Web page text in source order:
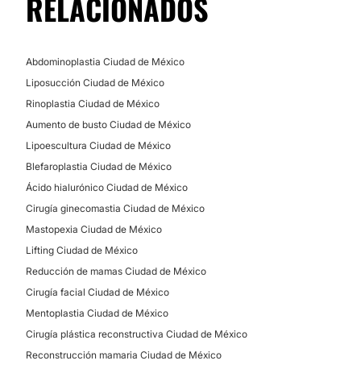
Abdominoplastia Ciudad de México
Liposucción Ciudad de México
Rinoplastia Ciudad de México
Aumento de busto Ciudad de México
Lipoescultura Ciudad de México
Blefaroplastia Ciudad de México
Ácido hialurónico Ciudad de México
Cirugía ginecomastia Ciudad de México
Mastopexia Ciudad de México
Lifting Ciudad de México
Reducción de mamas Ciudad de México
Cirugía facial Ciudad de México
Mentoplastia Ciudad de México
Cirugía plástica reconstructiva Ciudad de México
Reconstrucción mamaria Ciudad de México